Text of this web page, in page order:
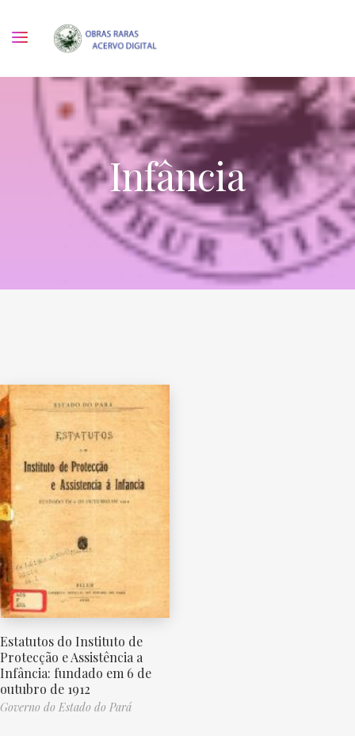
Infância
Estatutos do Instituto de
Protecção e Assistência a
Infância: fundado em 6 de
outubro de 1912
Governo do Estado do Pará